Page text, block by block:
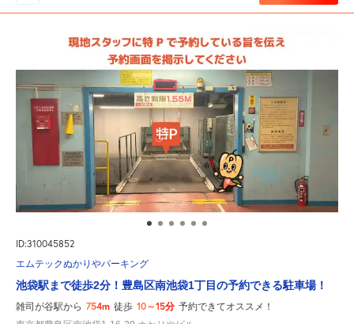
ID:310045852
エムテックぬかりやパーキング
池袋駅まで徒歩2分！豊島区南池袋1丁目の予約できる駐車場！
雑司が谷駅から 754m 徒歩 10～15分 予約できてオススメ！